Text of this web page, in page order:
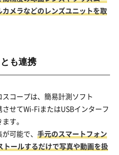
メラなどのレンズユニットを取
も連携
コープは、簡易計測ソフト
させてWi-FiまたはUSBインターフ
す。
可能で、 手元のスマートフォン
ールするだけで写真や動画を扱